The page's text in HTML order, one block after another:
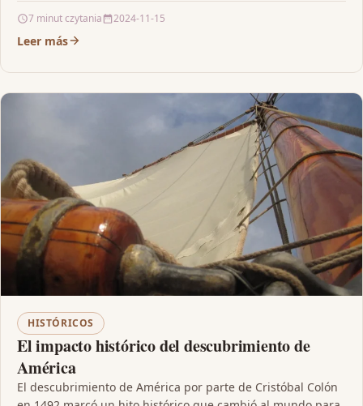
7 minut czytania 2024-11-15
Leer más
HISTÓRICOS
El impacto histórico del descubrimiento de
América
El descubrimiento de América por parte de Cristóbal Colón